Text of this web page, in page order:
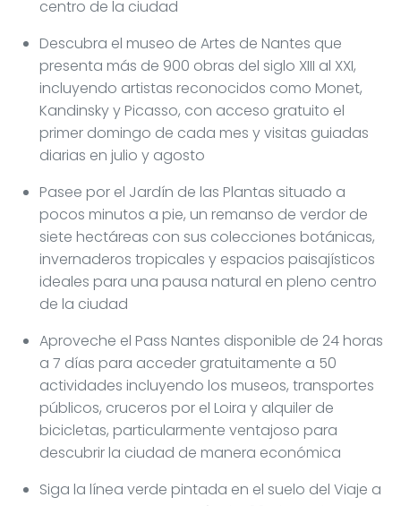
centro de la ciudad
Descubra el museo de Artes de Nantes que
presenta más de 900 obras del siglo XIII al XXI,
incluyendo artistas reconocidos como Monet,
Kandinsky y Picasso, con acceso gratuito el
primer domingo de cada mes y visitas guiadas
diarias en julio y agosto
Pasee por el Jardín de las Plantas situado a
pocos minutos a pie, un remanso de verdor de
siete hectáreas con sus colecciones botánicas,
invernaderos tropicales y espacios paisajísticos
ideales para una pausa natural en pleno centro
de la ciudad
Aproveche el Pass Nantes disponible de 24 horas
a 7 días para acceder gratuitamente a 50
actividades incluyendo los museos, transportes
públicos, cruceros por el Loira y alquiler de
bicicletas, particularmente ventajoso para
descubrir la ciudad de manera económica
Siga la línea verde pintada en el suelo del Viaje a